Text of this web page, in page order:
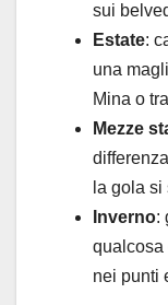
sui
Estate:
una
Mina o
Mezze
la gola si
Inverno:
qualcosa
nei punti